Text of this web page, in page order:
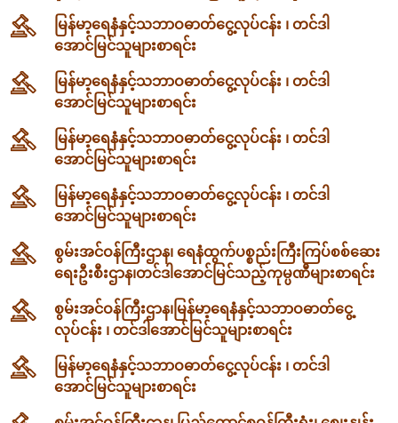
မြန်မာ့ရေနံနှင့်သဘာဝဓာတ်ငွေ့လုပ်ငန်း ၊ တင်ဒါ
အောင်မြင်သူများစာရင်း
မြန်မာ့ရေနံနှင့်သဘာဝဓာတ်ငွေ့လုပ်ငန်း ၊ တင်ဒါ
အောင်မြင်သူများစာရင်း
မြန်မာ့ရေနံနှင့်သဘာဝဓာတ်ငွေ့လုပ်ငန်း ၊ တင်ဒါ
အောင်မြင်သူများစာရင်း
မြန်မာ့ရေနံနှင့်သဘာဝဓာတ်ငွေ့လုပ်ငန်း ၊ တင်ဒါ
အောင်မြင်သူများစာရင်း
စွမ်းအင်ဝန်ကြီးဌာန၊ ရေနံထွက်ပစ္စည်းကြီးကြပ်စစ်ဆေး
ရေးဦးစီးဌာန၊တင်ဒါအောင်မြင်သည့်ကုမ္ပဏီများစာရင်း
စွမ်းအင်ဝန်ကြီးဌာန၊မြန်မာ့ရေနံနှင့်သဘာဝဓာတ်ငွေ့
လုပ်ငန်း ၊ တင်ဒါအောင်မြင်သူများစာရင်း
မြန်မာ့ရေနံနှင့်သဘာဝဓာတ်ငွေ့လုပ်ငန်း ၊ တင်ဒါ
အောင်မြင်သူများစာရင်း